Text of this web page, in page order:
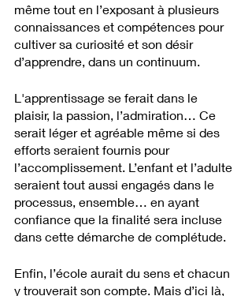
même tout en l’exposant à plusieurs
connaissances et compétences pour
cultiver sa curiosité et son désir
d’apprendre, dans un continuum.
L'apprentissage se ferait dans le
plaisir, la passion, l’admiration… Ce
serait léger et agréable même si des
efforts seraient fournis pour
l’accomplissement. L’enfant et l’adulte
seraient tout aussi engagés dans le
processus, ensemble… en ayant
confiance que la finalité sera incluse
dans cette démarche de complétude.
Enfin, l’école aurait du sens et chacun
y trouverait son compte. Mais d’ici là,